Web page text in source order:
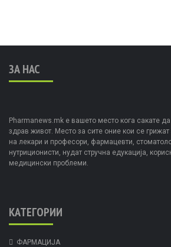
ЗА НАС
Pharmanews.mk е вашето место кога сакате
здрав живот. Место за сите оние кои се грижат
на лекари и професори, фармацевти,
нутриционисти, нудат стручна едукација,
медицински проблеми.
КАТЕГОРИИ
ФАРМАЦИЈА